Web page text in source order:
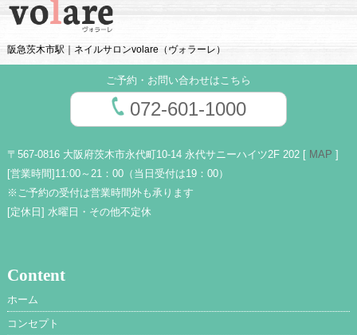
阪急茨木市駅｜ネイルサロンvolare（ヴォラーレ）
ご予約・お問い合わせはこちら
072-601-1000
〒567-0816 大阪府茨木市永代町10-14 永代サニーハイツ2F 202 [ MAP ]
[営業時間] 11:00～21：00（当日受付は19：00）
※ご予約の受付は営業時間外も承ります
[定休日] 水曜日・その他不定休
Content
ホーム
コンセプト